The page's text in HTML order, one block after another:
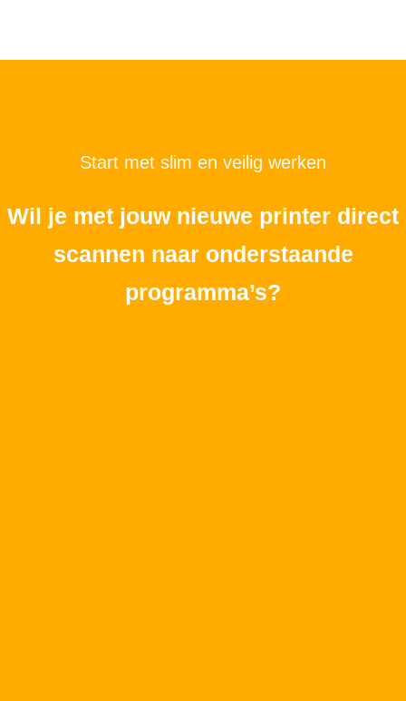
Start met slim en veilig werken
Wil je met jouw nieuwe printer direct
scannen naar onderstaande
programma’s?